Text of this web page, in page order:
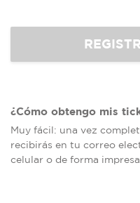
¿Cómo obtengo mis
Muy fácil: una vez
recibirás en tu correo
celular o de forma